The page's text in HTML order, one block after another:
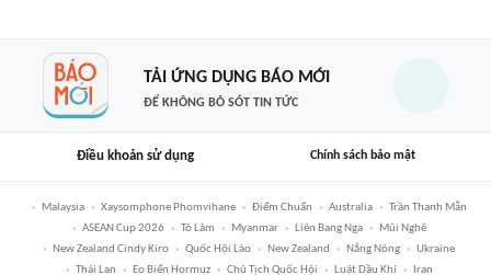
TẢI ỨNG DỤNG BÁO MỚI
ĐỂ KHÔNG BỎ SÓT TIN TỨC
Điều khoản sử dụng Chính sách bảo mật
Malaysia Xaysomphone Phomvihane Điểm Chuẩn Australia
Trần Thanh Mẫn
ASEAN Cup 2026
Tô Lâm Myanmar Liên Bang Nga
Mũi Nghê
New Zealand Cindy Kiro
Quốc Hội Lào New Zealand Nắng Nóng
Ukraine
Thái Lan
Eo Biển Hormuz Chủ Tịch Quốc Hội Luật Dầu Khí Iran